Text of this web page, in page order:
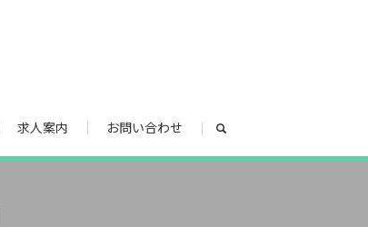
求人案内 お問い合わせ search